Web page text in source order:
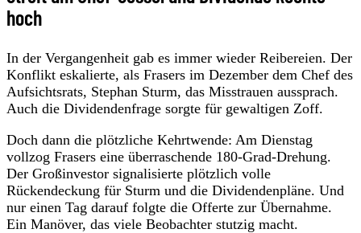
hoch
In der Vergangenheit gab es immer wieder Reibereien. Der
Konflikt eskalierte, als Frasers im Dezember dem Chef des
Aufsichtsrats, Stephan Sturm, das Misstrauen aussprach.
Auch die Dividendenfrage sorgte für gewaltigen Zoff.
Doch dann die plötzliche Kehrtwende: Am Dienstag
vollzog Frasers eine überraschende 180-Grad-Drehung.
Der Großinvestor signalisierte plötzlich volle
Rückendeckung für Sturm und die Dividendenpläne. Und
nur einen Tag darauf folgte die Offerte zur Übernahme.
Ein Manöver, das viele Beobachter stutzig macht.